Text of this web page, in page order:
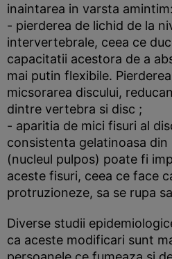
inaintarea in varsta amintim:
- pierderea de lichid de la
intervertebrale, ceea ce
capacitatii acestora de a
mai putin flexibile.
micsorarea discului,
dintre vertebra si disc ;
- aparitia de mici fisuri al
consistenta gelatinoasa din
(nucleul pulpos) poate fi
aceste fisuri, ceea ce face
protruzioneze, sa se rupa
Diverse studii
ca aceste modificari sunt